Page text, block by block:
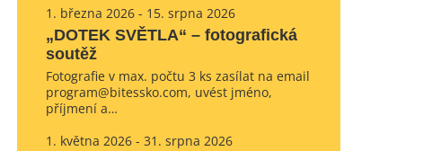
1. března 2026 - 15. srpna 2026
„DOTEK SVĚTLA“ – fotografická
soutěž
Fotografie v max. počtu 3 ks zasílat na email
program@bitessko.com, uvést jméno,
příjmení a…
1. května 2026 - 31. srpna 2026